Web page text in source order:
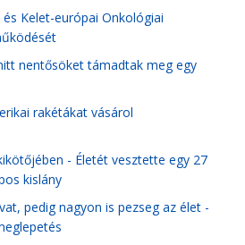
Kelet-európai Onkológiai
nentősöket támadtak meg egy
rakétákat vásárol
- Életét vesztette egy 27
kislány
pedig nagyon is pezseg az élet -